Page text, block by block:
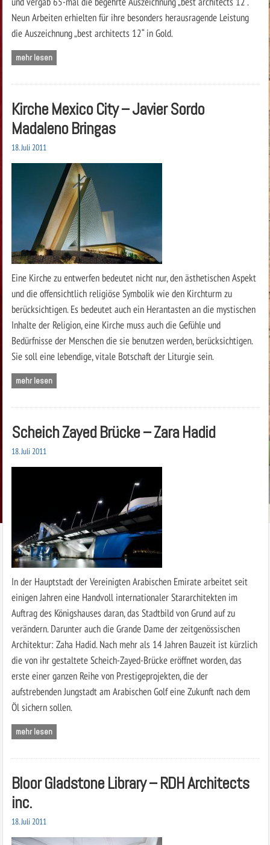
Neun Arbeiten erhielten für ihre besonders herausragende Leistung
die Auszeichnung „best architects 12“ in Gold.
mehr lesen
Kirche Mexico City – Javier Sordo
Madaleno Bringas
18. Juli 2011
Eine Kirche zu entwerfen bedeutet nicht nur, den ästhetischen Aspekt
und die offensichtlich religiöse Symbolik wie den Kirchturm zu
berücksichtigen. Es bedeutet auch ein Herantasten an die mystischen
Inhalte der Religion, eine Kirche muss auch die Gefühle und
Bedürfnisse der Menschen die sie benutzen werden, berücksichtigen.
Sie soll eine lebendige, vitale Botschaft der Liturgie sein.
mehr lesen
Scheich Zayed Brücke – Zara Hadid
18. Juli 2011
In der Hauptstadt der Vereinigten Arabischen Emirate arbeitet seit
einigen Jahren eine Handvoll internationaler Stararchitekten im
Auftrag des Königshauses daran, das Stadtbild von Grund auf zu
verändern. Darunter auch die Grande Dame der zeitgenössischen
Architektur: Zaha Hadid. Nach mehr als 14 Jahren Bauzeit ist kürzlich
die von ihr gestaltete Scheich-Zayed-Brücke eröffnet worden, das
erste einer ganzen Reihe von Prestigeprojekten, die der
aufstrebenden Jungstadt am Arabischen Golf eine Zukunft nach dem
Öl sichern sollen.
mehr lesen
Bloor Gladstone Library – RDH Architects
inc.
18. Juli 2011